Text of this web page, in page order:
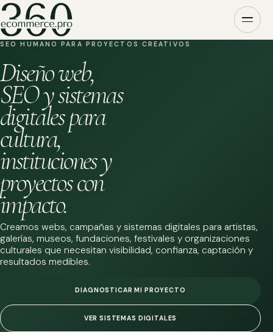
SEO HUMANO PARA PROYECTOS CREATIVOS
Diseño web,
SEO y sistemas
digitales para
cultura,
instituciones y
proyectos con
impacto.
Creamos webs, campañas y sistemas digitales para artistas,
galerías, museos, fundaciones, festivales y organizaciones
culturales que necesitan visibilidad, confianza, captación y
resultados medibles.
DIAGNOSTICAR MI PROYECTO
VER SISTEMAS DIGITALES